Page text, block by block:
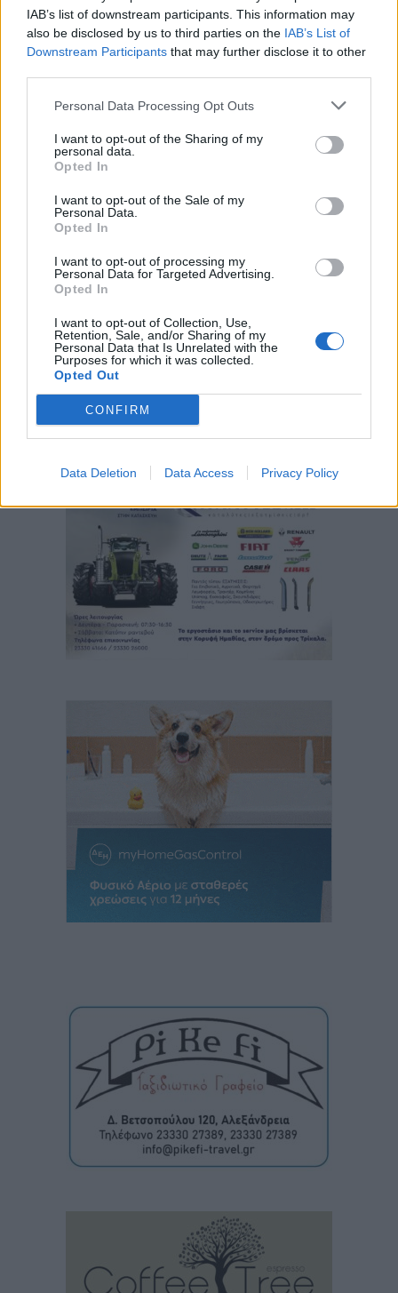
IAB’s list of downstream participants. This information may
also be disclosed by us to third parties on the IAB’s List of
Downstream Participants that may further disclose it to other
Personal Data Processing Opt Outs
I want to opt-out of the Sharing of my
personal data.
Opted In
I want to opt-out of the Sale of my
Personal Data.
Opted In
I want to opt-out of processing my
Personal Data for Targeted Advertising.
Opted In
I want to opt-out of Collection, Use,
Retention, Sale, and/or Sharing of my
Personal Data that Is Unrelated with the
Purposes for which it was collected.
Opted Out
CONFIRM
Data Deletion Data Access Privacy Policy